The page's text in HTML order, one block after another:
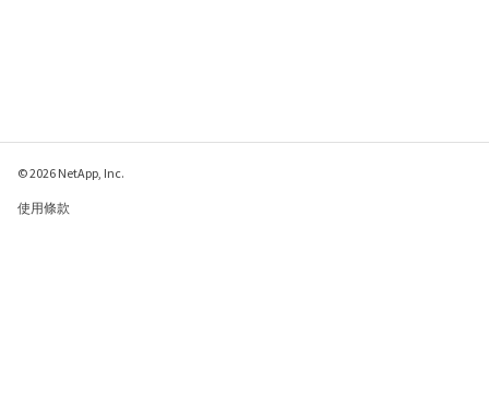
© 2026 NetApp, Inc.
使用條款